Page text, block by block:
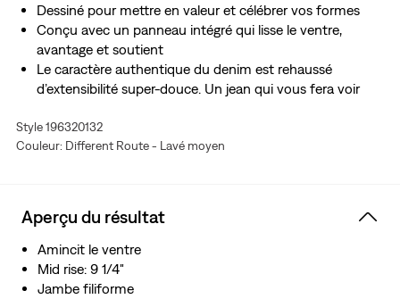
Dessiné pour mettre en valeur et célébrer vos formes
Conçu avec un panneau intégré qui lisse le ventre,
avantage et soutient
Le caractère authentique du denim est rehaussé
d’extensibilité super-douce. Un jean qui vous fera voir
Grâce à son excellente résilience intégrée, il met vos
courbes en valeur et bouge avec vous, sans pocher,
Style 196320132
Couleur: Different Route - Lavé moyen
Aperçu du résultat
Amincit le ventre
Mid rise: 9 1/4"
Jambe filiforme